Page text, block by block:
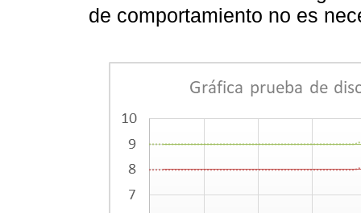
de comportamiento no es